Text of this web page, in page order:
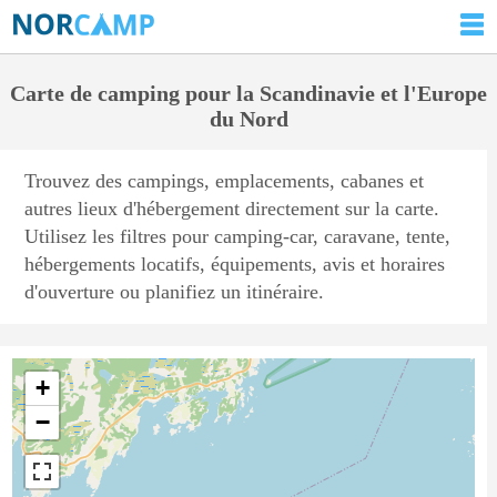
Carte de camping pour la Scandinavie et l'Europe
du Nord
Trouvez des campings, emplacements, cabanes et
autres lieux d'hébergement directement sur la carte.
Utilisez les filtres pour camping-car, caravane, tente,
hébergements locatifs, équipements, avis et horaires
d'ouverture ou planifiez un itinéraire.
+
−